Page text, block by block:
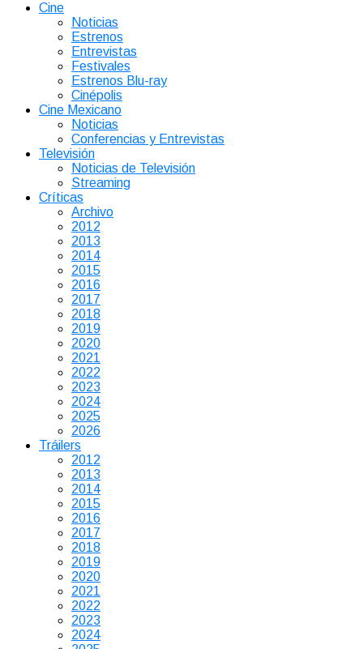
Cine
Noticias
Estrenos
Entrevistas
Festivales
Estrenos Blu-ray
Cinépolis
Cine Mexicano
Noticias
Conferencias y Entrevistas
Televisión
Noticias de Televisión
Streaming
Críticas
Archivo
2012
2013
2014
2015
2016
2017
2018
2019
2020
2021
2022
2023
2024
2025
2026
Tráilers
2012
2013
2014
2015
2016
2017
2018
2019
2020
2021
2022
2023
2024